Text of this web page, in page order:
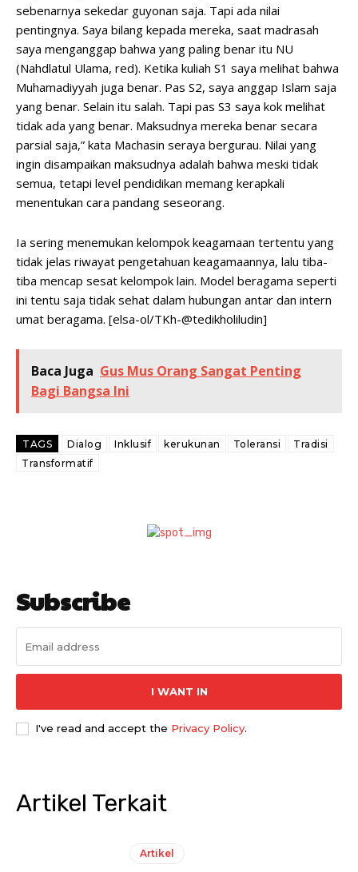
sebenarnya sekedar guyonan saja. Tapi ada nilai
pentingnya. Saya bilang kepada mereka, saat madrasah
saya menganggap bahwa yang paling benar itu NU
(Nahdlatul Ulama, red). Ketika kuliah S1 saya melihat bahwa
Muhamadiyyah juga benar. Pas S2, saya anggap Islam saja
yang benar. Selain itu salah. Tapi pas S3 saya kok melihat
tidak ada yang benar. Maksudnya mereka benar secara
parsial saja,” kata Machasin seraya bergurau. Nilai yang
ingin disampaikan maksudnya adalah bahwa meski tidak
semua, tetapi level pendidikan memang kerapkali
menentukan cara pandang seseorang.
Ia sering menemukan kelompok keagamaan tertentu yang
tidak jelas riwayat pengetahuan keagamaannya, lalu tiba-
tiba mencap sesat kelompok lain. Model beragama seperti
ini tentu saja tidak sehat dalam hubungan antar dan intern
umat beragama. [elsa-ol/TKh-@tedikholiludin]
Baca Juga Gus Mus Orang Sangat Penting
Bagi Bangsa Ini
TAGS Dialog Inklusif kerukunan Toleransi
Tradisi
Transformatif
Subscribe
I WANT IN
I've read and accept the Privacy Policy.
Artikel Terkait
Artikel